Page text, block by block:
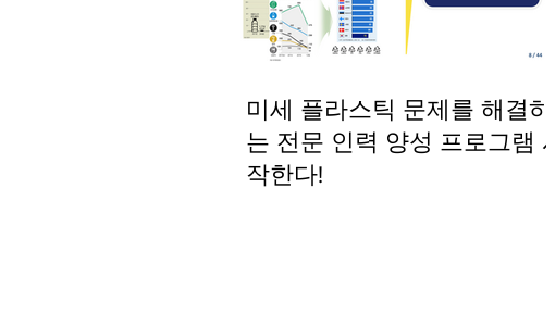
미세 플라스틱 문제를 해결하
는 전문 인력 양성 프로그램 시
작한다!